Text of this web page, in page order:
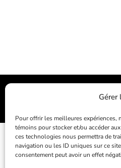
Gérer
Pour offrir les meilleures
témoins pour stocker et/ou accéder
ces technologies nous permettra de
navigation ou les ID uniques sur ce
consentement peut avoir un effet